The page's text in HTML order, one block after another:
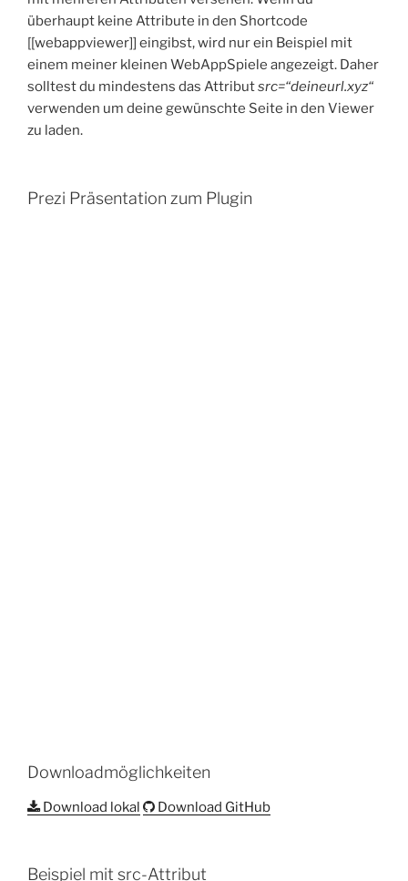
überhaupt keine Attribute in den Shortcode
[[webappviewer]] eingibst, wird nur ein Beispiel mit
einem meiner kleinen WebAppSpiele angezeigt. Daher
solltest du mindestens das Attributsrc=“deineurl.xyz“
verwenden um deine gewünschte Seite in den Viewer
zu laden.
Prezi Präsentation zum Plugin
Downloadmöglichkeiten
Download lokal Download GitHub
Beispiel mit src-Attribut